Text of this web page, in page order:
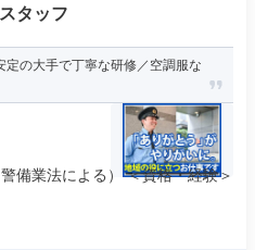
タッフ
定の大手で丁寧な研修／空調服な
備業法による） ＜資格・経験＞